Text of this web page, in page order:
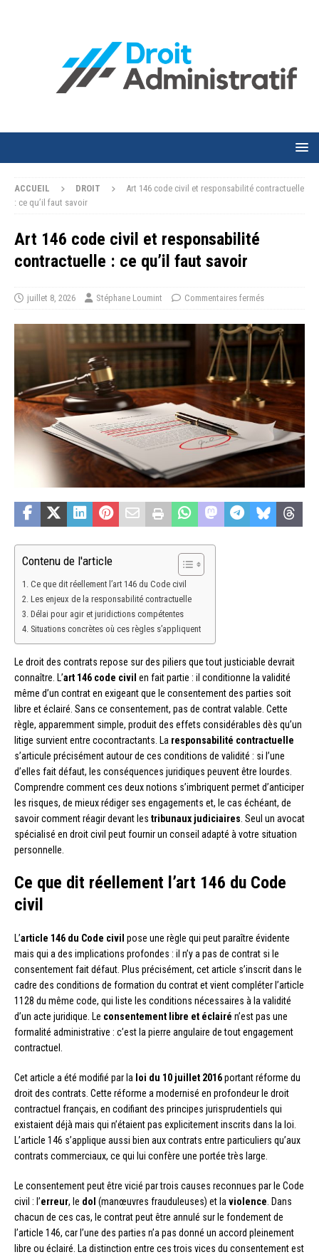
ACCUEIL DROIT
Art 146 code civil et responsabilité contractuelle
: ce qu’il faut savoir
Art 146 code civil et responsabilité
contractuelle : ce qu’il faut savoir
juillet 8, 2026 Stéphane Loumint Commentaires fermés
Contenu de l'article
Ce que dit réellement l’art 146 du Code civil
Les enjeux de la responsabilité contractuelle
Délai pour agir et juridictions compétentes
Situations concrètes où ces règles s’appliquent
Le droit des contrats repose sur des piliers que tout justiciable devrait
connaître. L’art 146 code civil en fait partie : il conditionne la validité
même d’un contrat en exigeant que le consentement des parties soit
libre et éclairé. Sans ce consentement, pas de contrat valable. Cette
règle, apparemment simple, produit des effets considérables dès qu’un
litige survient entre cocontractants. La responsabilité contractuelle
s’articule précisément autour de ces conditions de validité : si l’une
d’elles fait défaut, les conséquences juridiques peuvent être lourdes.
Comprendre comment ces deux notions s’imbriquent permet d’anticiper
les risques, de mieux rédiger ses engagements et, le cas échéant, de
savoir comment réagir devant les tribunaux judiciaires . Seul un avocat
spécialisé en droit civil peut fournir un conseil adapté à votre situation
personnelle.
Ce que dit réellement l’art 146 du Code
civil
L’article 146 du Code civil pose une règle qui peut paraître évidente
mais qui a des implications profondes : il n’y a pas de contrat si le
consentement fait défaut. Plus précisément, cet article s’inscrit dans le
cadre des conditions de formation du contrat et vient compléter l’article
1128 du même code, qui liste les conditions nécessaires à la validité
d’un acte juridique. Le consentement libre et éclairé n’est pas une
formalité administrative : c’est la pierre angulaire de tout engagement
contractuel.
Cet article a été modifié par la loi du 10 juillet 2016portant réforme du
droit des contrats. Cette réforme a modernisé en profondeur le droit
contractuel français, en codifiant des principes jurisprudentiels qui
existaient déjà mais qui n’étaient pas explicitement inscrits dans la loi.
L’article 146 s’applique aussi bien aux contrats entre particuliers qu’aux
contrats commerciaux, ce qui lui confère une portée très large.
Le consentement peut être vicié par trois causes reconnues par le Code
civil : l’erreur, le dol (manœuvres frauduleuses) et la violence . Dans
chacun de ces cas, le contrat peut être annulé sur le fondement de
l’article 146, car l’une des parties n’a pas donné un accord pleinement
libre ou éclairé. La distinction entre ces trois vices du consentement est